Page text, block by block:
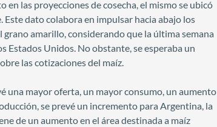
en las proyecciones de cosecha, el mismo se ubicó
dato colabora en impulsar hacia abajo los
amarillo, considerando que la última semana
Estados Unidos. No obstante, se esperaba un
las cotizaciones del maíz.
una mayor oferta, un mayor consumo, un aumento
se prevé un incremento para Argentina, la
de un aumento en el área destinada a maíz